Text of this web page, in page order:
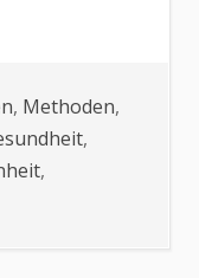
, Methoden,
,
,